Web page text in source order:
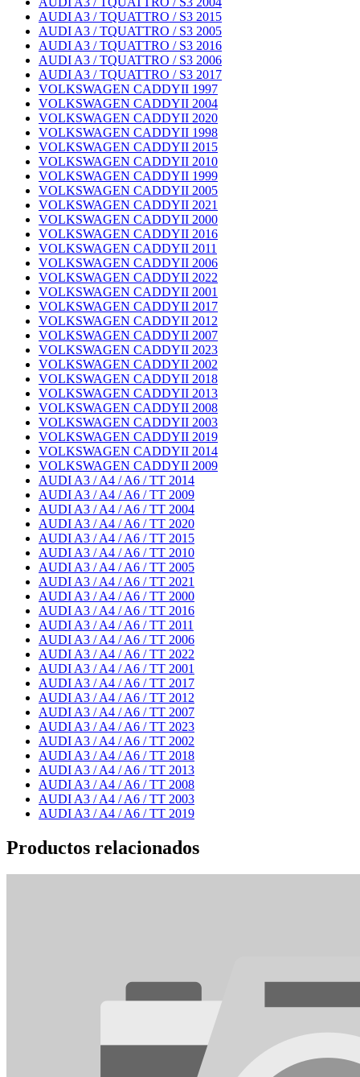
AUDI A3 / TQUATTRO / S3 2015
AUDI A3 / TQUATTRO / S3 2005
AUDI A3 / TQUATTRO / S3 2016
AUDI A3 / TQUATTRO / S3 2006
AUDI A3 / TQUATTRO / S3 2017
VOLKSWAGEN CADDYII 1997
VOLKSWAGEN CADDYII 2004
VOLKSWAGEN CADDYII 2020
VOLKSWAGEN CADDYII 1998
VOLKSWAGEN CADDYII 2015
VOLKSWAGEN CADDYII 2010
VOLKSWAGEN CADDYII 1999
VOLKSWAGEN CADDYII 2005
VOLKSWAGEN CADDYII 2021
VOLKSWAGEN CADDYII 2000
VOLKSWAGEN CADDYII 2016
VOLKSWAGEN CADDYII 2011
VOLKSWAGEN CADDYII 2006
VOLKSWAGEN CADDYII 2022
VOLKSWAGEN CADDYII 2001
VOLKSWAGEN CADDYII 2017
VOLKSWAGEN CADDYII 2012
VOLKSWAGEN CADDYII 2007
VOLKSWAGEN CADDYII 2023
VOLKSWAGEN CADDYII 2002
VOLKSWAGEN CADDYII 2018
VOLKSWAGEN CADDYII 2013
VOLKSWAGEN CADDYII 2008
VOLKSWAGEN CADDYII 2003
VOLKSWAGEN CADDYII 2019
VOLKSWAGEN CADDYII 2014
VOLKSWAGEN CADDYII 2009
AUDI A3 / A4 / A6 / TT 2014
AUDI A3 / A4 / A6 / TT 2009
AUDI A3 / A4 / A6 / TT 2004
AUDI A3 / A4 / A6 / TT 2020
AUDI A3 / A4 / A6 / TT 2015
AUDI A3 / A4 / A6 / TT 2010
AUDI A3 / A4 / A6 / TT 2005
AUDI A3 / A4 / A6 / TT 2021
AUDI A3 / A4 / A6 / TT 2000
AUDI A3 / A4 / A6 / TT 2016
AUDI A3 / A4 / A6 / TT 2011
AUDI A3 / A4 / A6 / TT 2006
AUDI A3 / A4 / A6 / TT 2022
AUDI A3 / A4 / A6 / TT 2001
AUDI A3 / A4 / A6 / TT 2017
AUDI A3 / A4 / A6 / TT 2012
AUDI A3 / A4 / A6 / TT 2007
AUDI A3 / A4 / A6 / TT 2023
AUDI A3 / A4 / A6 / TT 2002
AUDI A3 / A4 / A6 / TT 2018
AUDI A3 / A4 / A6 / TT 2013
AUDI A3 / A4 / A6 / TT 2008
AUDI A3 / A4 / A6 / TT 2003
AUDI A3 / A4 / A6 / TT 2019
Productos relacionados